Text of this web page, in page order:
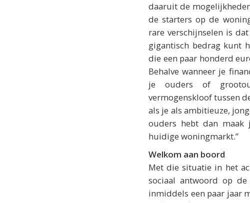
daaruit de
de starters op de
rare verschijnselen is
gigantisch bedrag kunt
die een paar honderd
Behalve wanneer je
je ouders of
vermogenskloof tussen
als je als ambitieuze,
ouders hebt dan maak
huidige woningmarkt.”
Welkom aan boord
Met die situatie in het
sociaal antwoord op
inmiddels een paar jaar